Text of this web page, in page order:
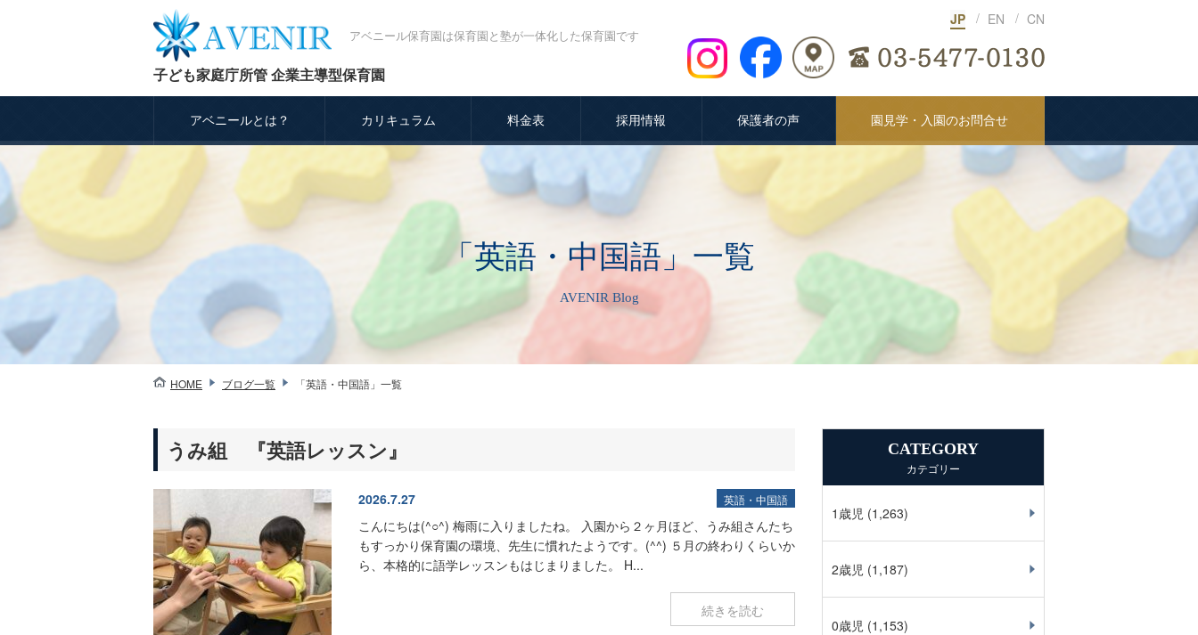
アベニール保育園は保育園と塾が一体化した保育園です
子ども家庭庁所管 企業主導型保育園
EN
JP CN
アベニールとは？ カリキュラム 料金表 採用情報 保護者の声 園見学・入園のお問合せ
「英語・中国語」一覧
AVENIR Blog
HOME ブログ一覧 「英語・中国語」一覧
うみ組 『英語レッスン』
2026.7.27 英語・中国語
こんにちは(^○^) 梅雨に入りましたね。 入園から２ヶ月ほど、うみ組さんたち
もすっかり保育園の環境、先生に慣れたようです。(^^) ５月の終わりくらいか
ら、本格的に語学レッスンもはじまりました。 H...
続きを読む
CATEGORY
カテゴリー
1歳児 (1,263)
2歳児 (1,187)
0歳児 (1,153)